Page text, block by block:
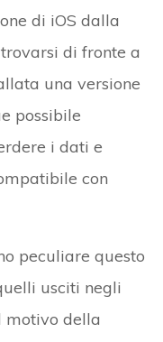
di iOS dalla
di fronte a
una versione
possibile
i dati e
con
peculiare questo
usciti negli
motivo della